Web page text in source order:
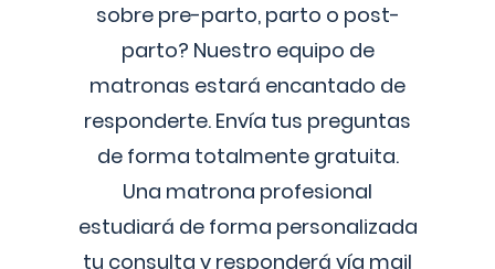
sobre pre-parto, parto o post-
parto? Nuestro equipo de
matronas estará encantado de
responderte. Envía tus preguntas
de forma totalmente gratuita.
Una matrona profesional
estudiará de forma personalizada
tu consulta y responderá vía mail